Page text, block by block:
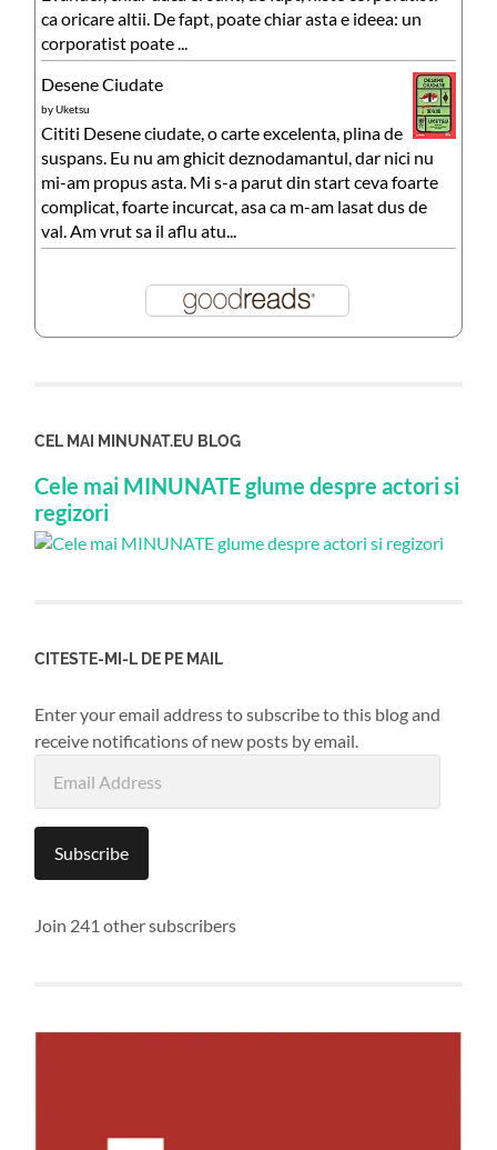
ca oricare altii. De fapt, poate chiar asta e ideea: un
corporatist poate ...
Desene Ciudate
byUketsu
Cititi Desene ciudate, o carte excelenta, plina de
suspans. Eu nu am ghicit deznodamantul, dar nici nu
mi-am propus asta. Mi s-a parut din start ceva foarte
complicat, foarte incurcat, asa ca m-am lasat dus de
val. Am vrut sa il aflu atu...
CEL MAI MINUNAT.EU BLOG
Cele mai MINUNATE glume despre actori si
regizori
CITESTE-MI-L DE PE MAIL
Enter your email address to subscribe to this blog and
receive notifications of new posts by email.
Address
Subscribe
Join 241 other subscribers